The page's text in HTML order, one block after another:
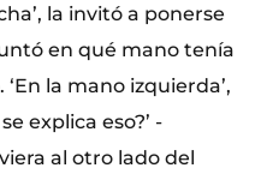
la invitó a ponerse
en qué mano tenía
la mano izquierda’,
explica eso?’ -
al otro lado del